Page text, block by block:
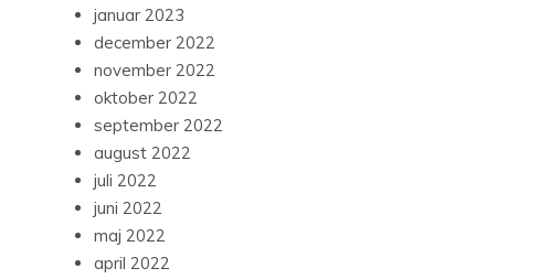
januar 2023
december 2022
november 2022
oktober 2022
september 2022
august 2022
juli 2022
juni 2022
maj 2022
april 2022